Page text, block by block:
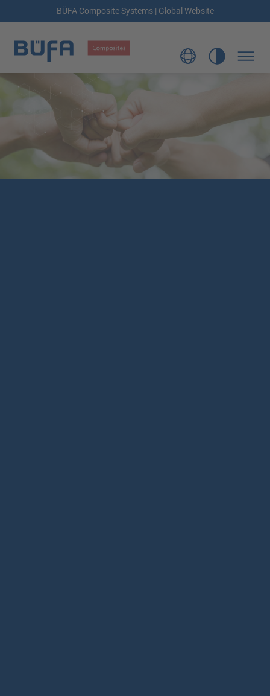
BÜFA Composite Systems | Global Website